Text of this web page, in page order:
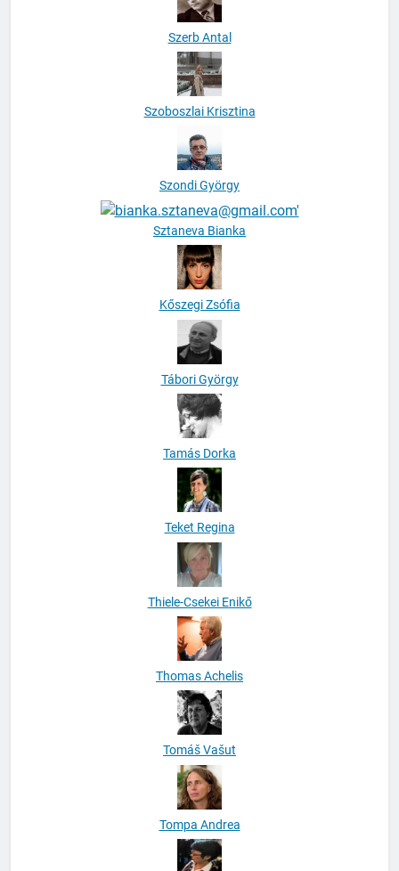
Szerb Antal
Szoboszlai Krisztina
Szondi György
Sztaneva Bianka
Kőszegi Zsófia
Tábori György
Tamás Dorka
Teket Regina
Thiele-Csekei Enikő
Thomas Achelis
Tomáš Vašut
Tompa Andrea